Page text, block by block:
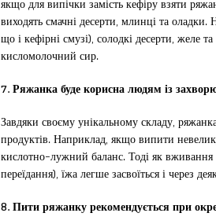
виходять смачні десерти, млинці та
що і кефірні смузі), солодкі десерти, желе
кисломолочний сир.
7. Ряжанка буде корисна людям із
Завдяки своєму унікальному складу,
продуктів. Наприклад, якщо випити
кислотно-лужний баланс. Тоді як вживання
переїдання), їжа легше засвоїться і через
8. Пити ряжанку рекомендується при